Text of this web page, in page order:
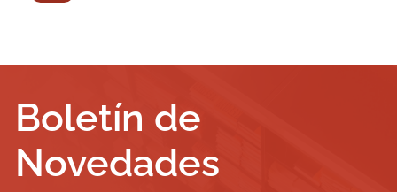
Boletín de
Novedades